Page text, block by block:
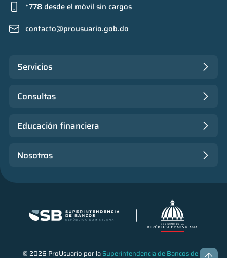
© 2026 ProUsuario por laSuperintendencia de Bancos de la
*778 desde el móvil sin cargos
contacto@prousuario.gob.do
Servicios
Consultas
Educación financiera
Nosotros